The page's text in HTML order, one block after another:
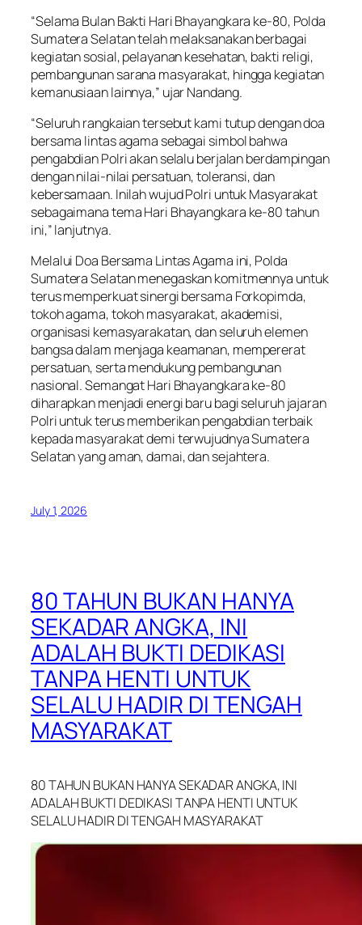
“Selama Bulan Bakti Hari Bhayangkara ke-80, Polda
Sumatera Selatan telah melaksanakan berbagai
kegiatan sosial, pelayanan kesehatan, bakti religi,
pembangunan sarana masyarakat, hingga kegiatan
kemanusiaan lainnya,” ujar Nandang.
“Seluruh rangkaian tersebut kami tutup dengan doa
bersama lintas agama sebagai simbol bahwa
pengabdian Polri akan selalu berjalan berdampingan
dengan nilai-nilai persatuan, toleransi, dan
kebersamaan. Inilah wujud Polri untuk Masyarakat
sebagaimana tema Hari Bhayangkara ke-80 tahun
ini,” lanjutnya.
Melalui Doa Bersama Lintas Agama ini, Polda
Sumatera Selatan menegaskan komitmennya untuk
terus memperkuat sinergi bersama Forkopimda,
tokoh agama, tokoh masyarakat, akademisi,
organisasi kemasyarakatan, dan seluruh elemen
bangsa dalam menjaga keamanan, mempererat
persatuan, serta mendukung pembangunan
nasional. Semangat Hari Bhayangkara ke-80
diharapkan menjadi energi baru bagi seluruh jajaran
Polri untuk terus memberikan pengabdian terbaik
kepada masyarakat demi terwujudnya Sumatera
Selatan yang aman, damai, dan sejahtera.
July 1, 2026
80 TAHUN BUKAN HANYA
SEKADAR ANGKA, INI
ADALAH BUKTI DEDIKASI
TANPA HENTI UNTUK
SELALU HADIR DI TENGAH
MASYARAKAT
80 TAHUN BUKAN HANYA SEKADAR ANGKA, INI
ADALAH BUKTI DEDIKASI TANPA HENTI UNTUK
SELALU HADIR DI TENGAH MASYARAKAT